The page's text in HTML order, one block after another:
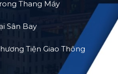
Thang Máy
Sân Bay
Tiện Giao Thông